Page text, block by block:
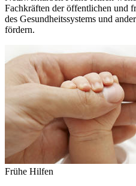
Fachkräften der öffentlichen und
des Gesundheitssystems und
fördern.
Frühe Hilfen